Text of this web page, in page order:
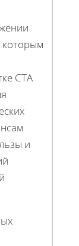
которым
CTA
и